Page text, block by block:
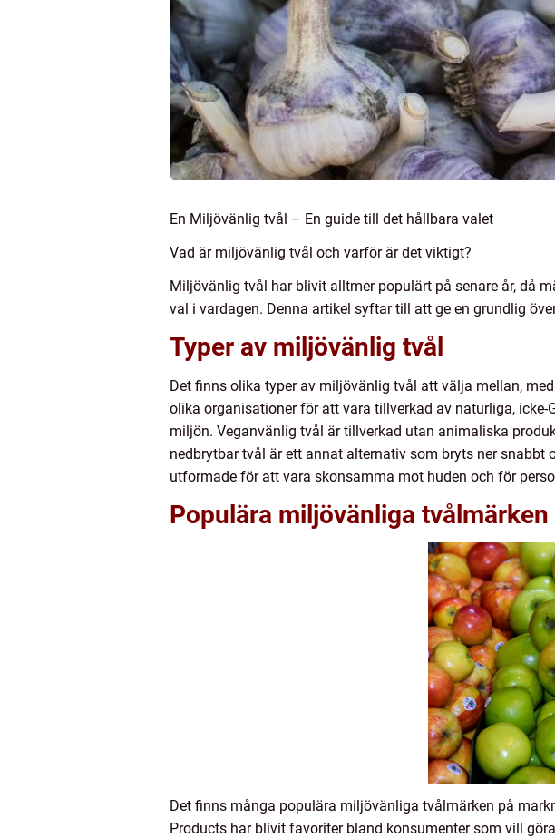
En Miljövänlig tvål – En guide till det hållbara valet
Vad är miljövänlig tvål och varför är det viktigt?
Miljövänlig tvål har blivit alltmer populärt på senare år, då
val i vardagen. Denna artikel syftar till att ge en grundlig
Typer av miljövänlig tvål
Det finns olika typer av miljövänlig tvål att välja mellan,
olika organisationer för att vara tillverkad av naturliga,
miljön. Veganvänlig tvål är tillverkad utan animaliska
nedbrytbar tvål är ett annat alternativ som bryts ner
utformade för att vara skonsamma mot huden och för
Populära miljövänliga tvålmärken
Det finns många populära miljövänliga tvålmärken på
Products har blivit favoriter bland konsumenter som vill